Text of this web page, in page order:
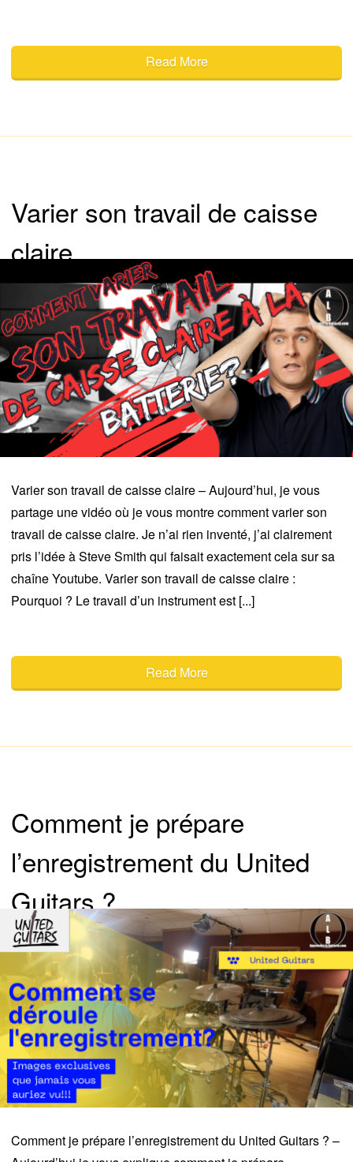
Read More
Varier son travail de caisse
claire
Varier son travail de caisse claire – Aujourd’hui, je vous
partage une vidéo où je vous montre comment varier son
travail de caisse claire. Je n’ai rien inventé, j’ai clairement
pris l’idée à Steve Smith qui faisait exactement cela sur sa
chaîne Youtube. Varier son travail de caisse claire :
Pourquoi ? Le travail d’un instrument est [...]
Read More
Comment je prépare
l’enregistrement du United
Guitars ?
Comment je prépare l’enregistrement du United Guitars ? –